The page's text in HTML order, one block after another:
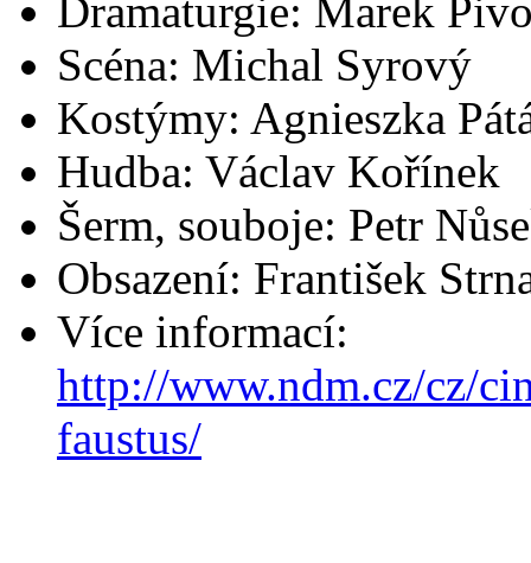
Dramaturgie: Marek
Scéna: Michal Syrový
Kostýmy: Agnieszka
Hudba: Václav Kořínek
Šerm, souboje: Petr
Obsazení: František
Více informací:
http://www.ndm.cz/cz/
faustus/